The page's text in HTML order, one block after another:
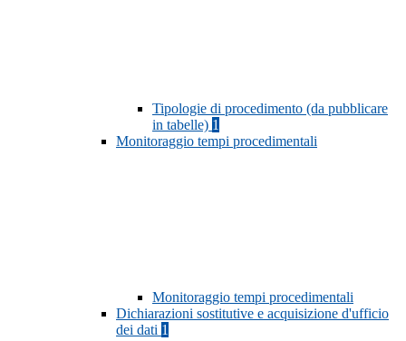
Tipologie di procedimento (da pubblicare
in tabelle) 1
Monitoraggio tempi procedimentali
Monitoraggio tempi procedimentali
Dichiarazioni sostitutive e acquisizione d'ufficio
dei dati 1